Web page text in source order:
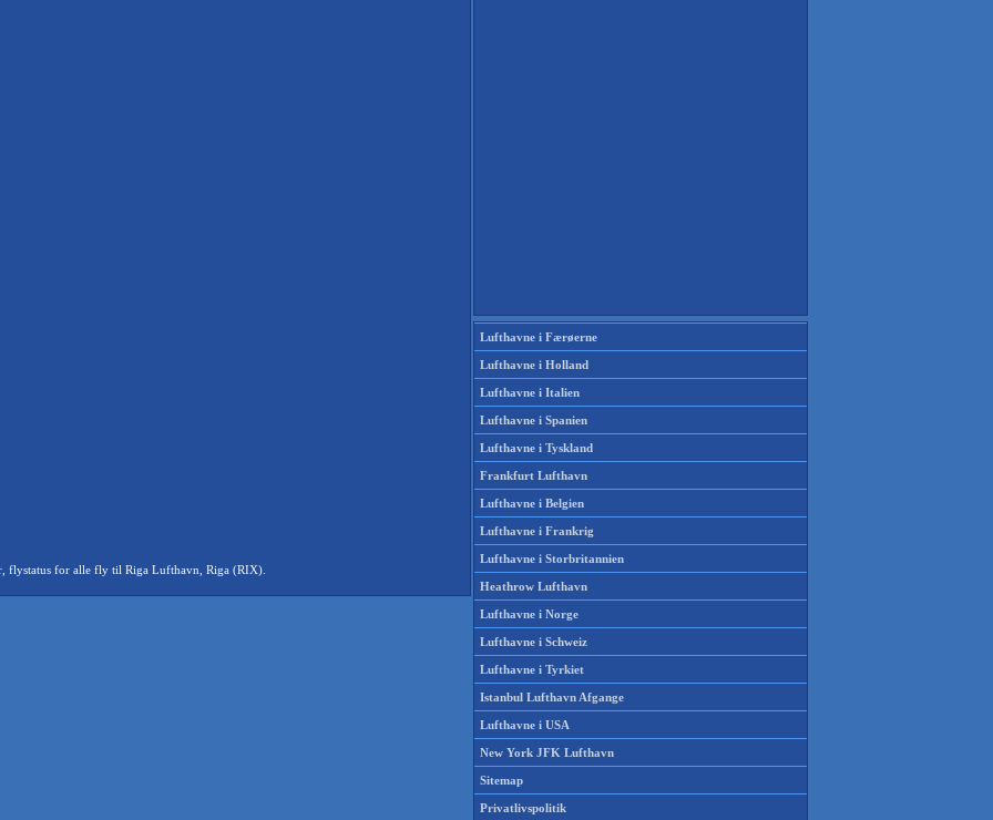
flystatus for alle fly til Riga Lufthavn, Riga (RIX).
Lufthavne i Færøerne
Lufthavne i Holland
Lufthavne i Italien
Lufthavne i Spanien
Lufthavne i Tyskland
Frankfurt Lufthavn
Lufthavne i Belgien
Lufthavne i Frankrig
Lufthavne i Storbritannien
Heathrow Lufthavn
Lufthavne i Norge
Lufthavne i Schweiz
Lufthavne i Tyrkiet
Istanbul Lufthavn Afgange
Lufthavne i USA
New York JFK Lufthavn
Sitemap
Privatlivspolitik